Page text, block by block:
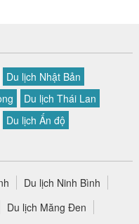
Du lịch Nhật Bản
Du lịch Thái Lan
Du lịch Ấn độ
Du lịch Ninh Bình
Du lịch Măng Đen